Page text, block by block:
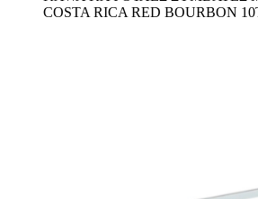
COSTA RICA RED BOURBON